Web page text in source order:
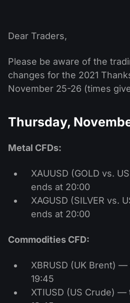
PAMM คืออะไร?
PAMM ECN
Masters และ Followers
โปรโมชั่น
การแข่งขันฟอเร็กซ์
สกุลเงินดิจิตอล
Android FXOpen App
FIX API
ปฏิทินเงินปันผล
ฟอรั่มฟอเร็กซ์
ศูนย์ช่วยเหลือ
ประวัติศาสตร์
Dear Traders,
Please be aware of the
changes for the 2021
November 25-26 (times
Thursday,
Metal CFDs:
XAUUSD (GOLD vs.
ends at 20:00
XAGUSD (SILVER vs.
ends at 20:00
Commodities CFD:
XBRUSD (UK Brent)
19:45
XTIUSD (US Crude)